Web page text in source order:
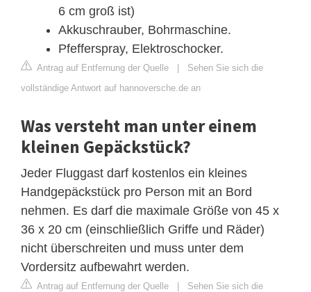
6 cm groß ist)
Akkuschrauber, Bohrmaschine.
Pfefferspray, Elektroschocker.
Antrag auf Entfernung der Quelle | Sehen Sie sich die
vollständige Antwort auf hannoversche.de an
Was versteht man unter einem
kleinen Gepäckstück?
Jeder Fluggast darf kostenlos ein kleines
Handgepäckstück pro Person mit an Bord
nehmen. Es darf die maximale Größe von 45 x
36 x 20 cm (einschließlich Griffe und Räder)
nicht überschreiten und muss unter dem
Vordersitz aufbewahrt werden.
Antrag auf Entfernung der Quelle | Sehen Sie sich die